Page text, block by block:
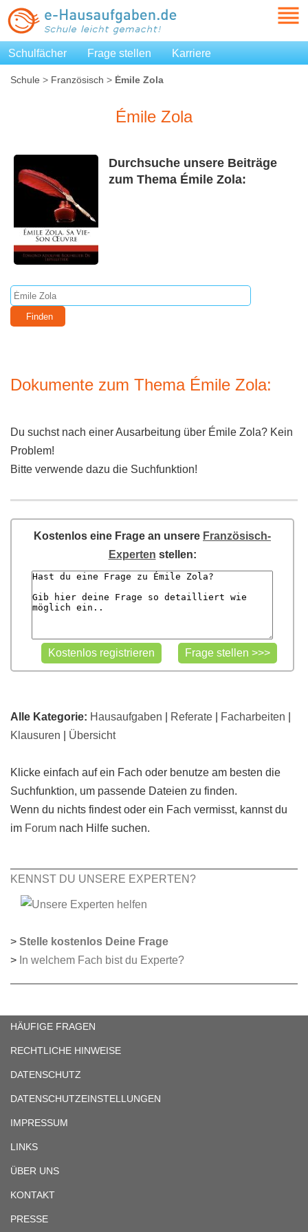
Schulfächer Frage stellen Karriere
Schule > Französisch > Émile Zola
Émile Zola
Durchsuche unsere Beiträge
zum Thema Émile Zola:
Dokumente zum Thema Émile Zola:
Du suchst nach einer Ausarbeitung über Émile Zola? Kein
Problem!
Bitte verwende dazu die Suchfunktion!
Kostenlos eine Frage an unsere Französisch-
Experten stellen:
Alle Kategorie: Hausaufgaben Referate Facharbeiten
Klausuren
Übersicht
Klicke einfach auf ein Fach oder benutze am besten die
Suchfunktion, um passende Dateien zu finden.
Wenn du nichts findest oder ein Fach vermisst, kannst du
im Forum nach Hilfe suchen.
KENNST DU UNSERE EXPERTEN?
> Stelle kostenlos Deine Frage
> In welchem Fach bist du Experte?
HÄUFIGE FRAGEN
RECHTLICHE HINWEISE
DATENSCHUTZ
DATENSCHUTZEINSTELLUNGEN
IMPRESSUM
LINKS
ÜBER UNS
KONTAKT
PRESSE